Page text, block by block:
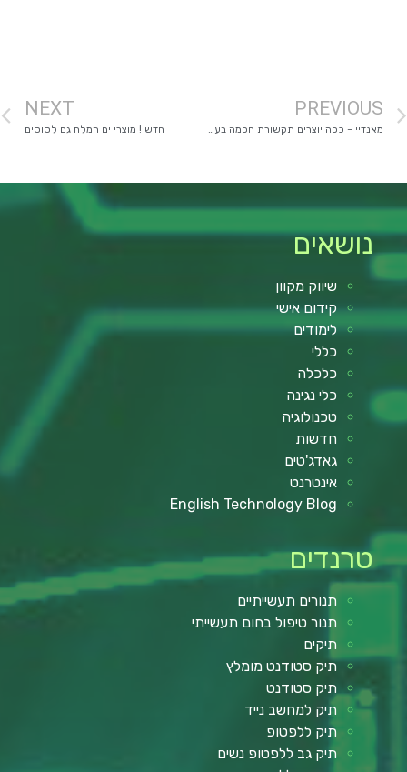
PREVIOUS
מאנדיי – ככה יוצרים תקשורת חכמה בעסק
NEXT
חדש ! מוצרי ים המלח גם לסוסים
נושאים
שיווק מקוון
קידום אישי
לימודים
כללי
כלכלה
כלי נגינה
טכנולוגיה
חדשות
גאדג'טים
אינטרנט
English Technology Blog
טרנדים
תנורים תעשייתיים
תנור טיפול בחום תעשייתי
תיקים
תיק סטודנט מומלץ
תיק סטודנט
תיק למחשב נייד
תיק ללפטופ
תיק גב ללפטופ נשים